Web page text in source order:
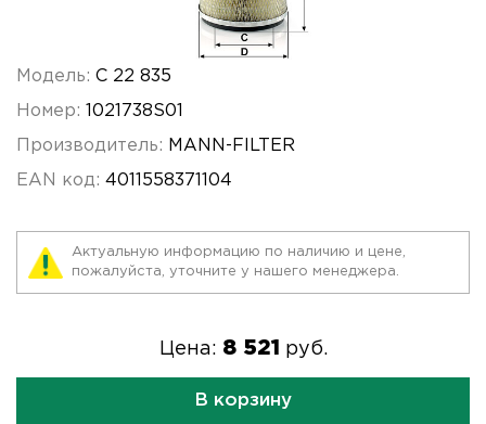
Модель: C 22 835
Номер: 1021738S01
Производитель: MANN-FILTER
EAN код: 4011558371104
Актуальную информацию по наличию и цене,
пожалуйста, уточните у нашего менеджера.
Цена: 8 521 руб.
В корзину